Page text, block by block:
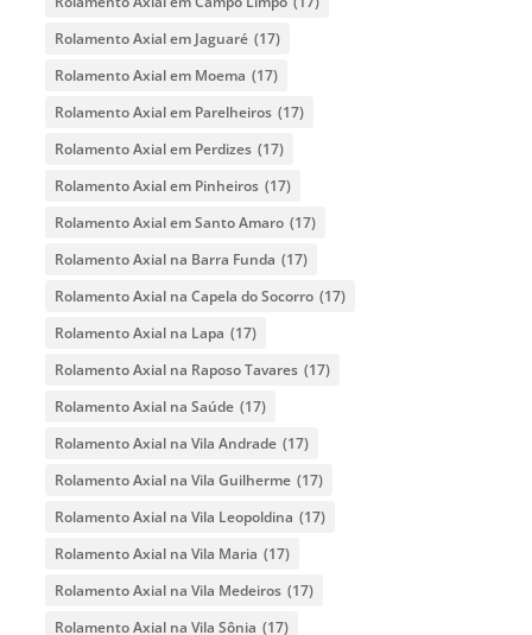
Rolamento Axial em Jaguaré (17)
Rolamento Axial em Moema (17)
Rolamento Axial em Parelheiros (17)
Rolamento Axial em Perdizes (17)
Rolamento Axial em Pinheiros (17)
Rolamento Axial em Santo Amaro (17)
Rolamento Axial na Barra Funda (17)
Rolamento Axial na Capela do Socorro (17)
Rolamento Axial na Lapa (17)
Rolamento Axial na Raposo Tavares (17)
Rolamento Axial na Saúde (17)
Rolamento Axial na Vila Andrade (17)
Rolamento Axial na Vila Guilherme (17)
Rolamento Axial na Vila Leopoldina (17)
Rolamento Axial na Vila Maria (17)
Rolamento Axial na Vila Medeiros (17)
Rolamento Axial na Vila Sônia (17)